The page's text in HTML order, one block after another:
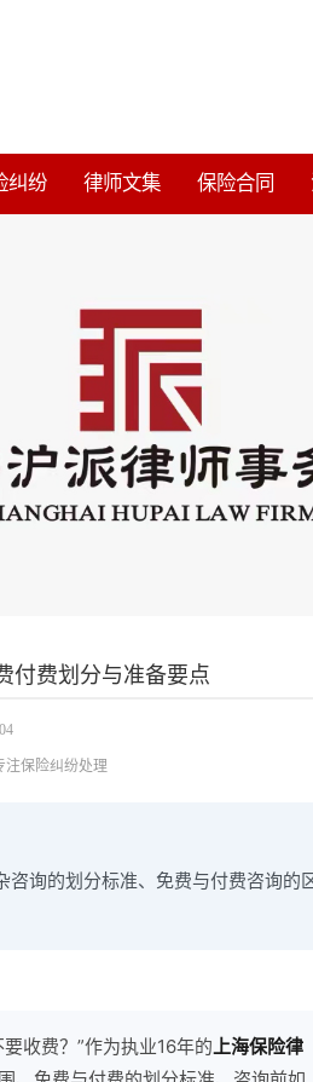
纠纷 律师文集 保险合同
付费划分与准备要点
注保险纠纷处理
询的划分标准、免费与付费咨询的
收费？”作为执业16年的上海保险律